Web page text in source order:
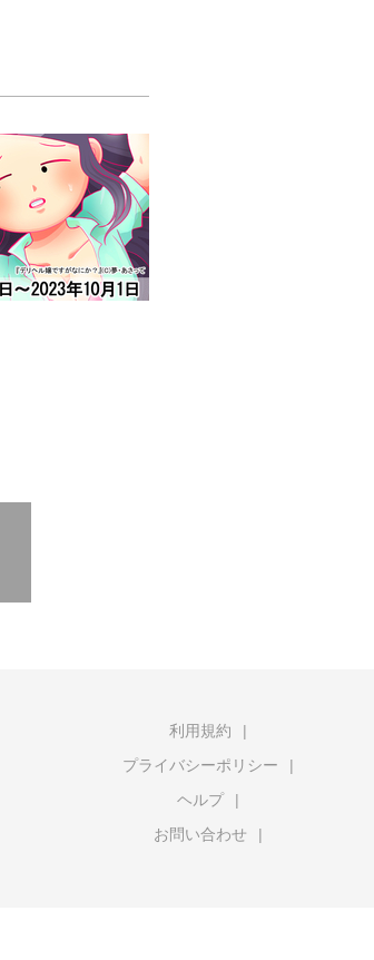
利用規約
プライバシーポリシー
ヘルプ
お問い合わせ